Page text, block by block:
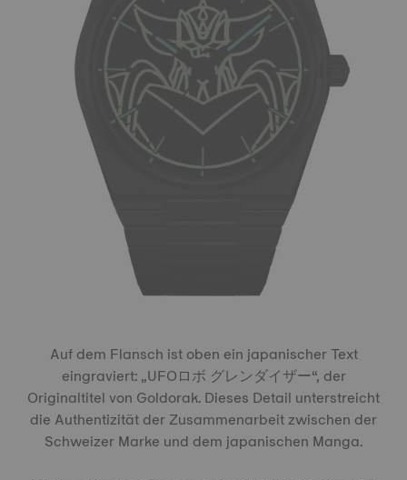
Auf dem Flansch ist oben ein japanischer Text
eingraviert: „UFOロボ グレンダイザー“, der
Originaltitel von Goldorak. Dieses Detail unterstreicht
die Authentizität der Zusammenarbeit zwischen der
Schweizer Marke und dem japanischen Manga.